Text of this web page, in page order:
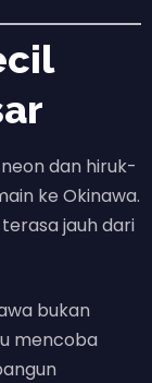
dan hiruk-
ke Okinawa.
jauh dari
bukan
mencoba